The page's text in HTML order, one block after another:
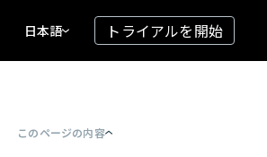
日本語 トライアルを開始
このページの内容